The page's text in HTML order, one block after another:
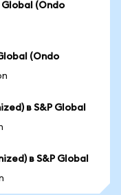
Global (Ondo
(Ondo
в S&P Global
в S&P Global